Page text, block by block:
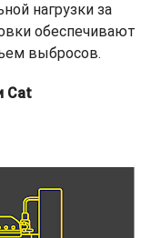
нагрузки за
обеспечивают
выбросов.
Cat